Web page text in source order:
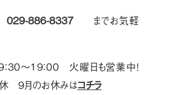
029-886-8337までお気軽
０〜１９：００ 火曜日も営業中！
月のお休みはコチラ